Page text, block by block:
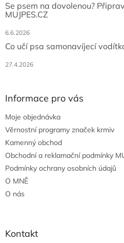
Se psem na dovolenou?
MUJPES.CZ
6.6.2026
Co učí psa samonavíjecí
27.4.2026
Informace pro vás
Moje objednávka
Věrnostní programy značek krmiv
Kamenný obchod
Obchodní a reklamační podmínky
Podmínky ochrany osobních údajů
O MNĚ
O nás
Kontakt